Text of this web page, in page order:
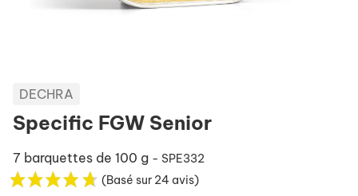
DECHRA
Specific FGW Senior
7 barquettes de 100 g - SPE332
(Basé sur 24 avis)